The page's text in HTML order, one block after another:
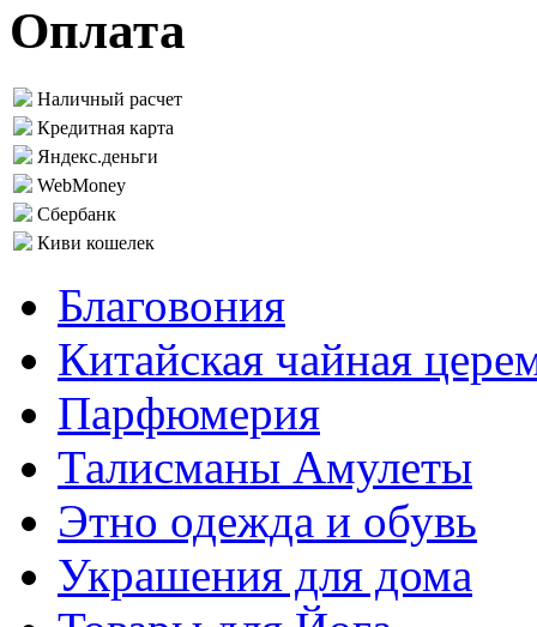
Оплата
Наличный расчет
Кредитная карта
Яндекс.деньги
WebMoney
Сбербанк
Киви кошелек
Благовония
Китайская чайная
Парфюмерия
Талисманы Амулеты
Этно одежда и обувь
Украшения для дома